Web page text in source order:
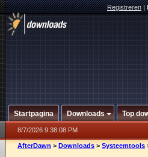
Registreren|
Startpagina Downloads Top
8/7/2026 9:38:08 PM
AfterDawn > Downloads > Systeemtools